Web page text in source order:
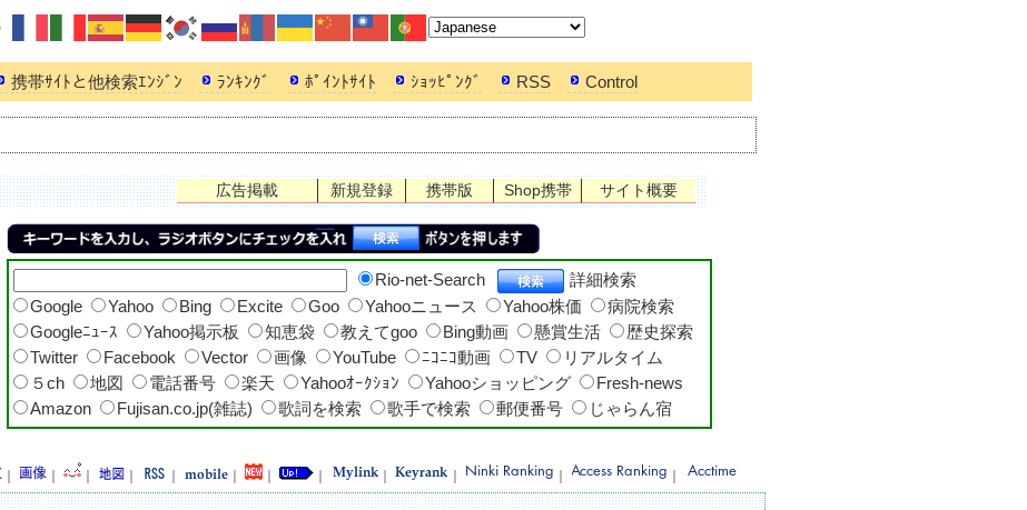
携帯ｻｲﾄと他検索ｴﾝｼﾞﾝ ﾗﾝｷﾝｸﾞ ﾎﾟｲﾝﾄｻｲﾄ ｼｮｯﾋﾟﾝｸﾞ RSS Control
サイト概要
Shop携帯
携帯版
新規登録
広告掲載
Rio-net-Search
詳細検索
Google
Yahoo Bing Excite Goo Yahooニュース Yahoo株価
病院検索
Googleﾆｭｰｽ
Yahoo掲示板 知恵袋 教えてgoo Bing動画 懸賞生活
歴史探索
Twitter
Facebook Vector 画像 YouTube ﾆｺﾆｺ動画 TV
リアルタイム
５ch
地図 電話番号 楽天 Yahooｵｰｸｼｮﾝ Yahooショッピング
Fresh-news
Amazon
Fujisan.co.jp(雑誌) 歌詞を検索 歌手で検索 郵便番号 じゃらん宿
｜ ｜ ｜ ｜ ｜ ｜ ｜